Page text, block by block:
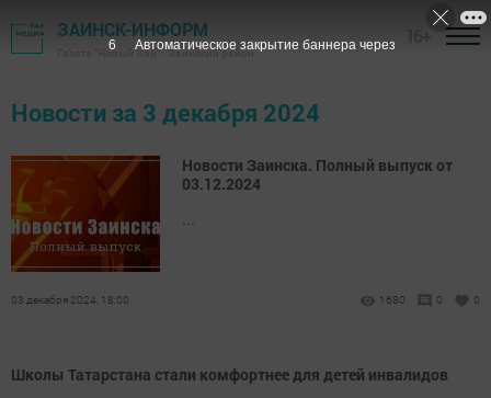
ЗАИНСК-ИНФОРМ
Газета "Новый Зай" - Заинский район
Новости за 3 декабря 2024
Новости Заинска. Полный выпуск от
03.12.2024
...
03 декабря 2024, 18:00 1680 0 0
Школы Татарстана стали комфортнее для детей инвалидов
5 Автоматическое закрытие баннера через